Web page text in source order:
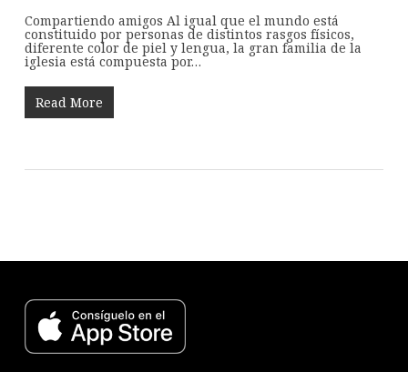
Compartiendo amigos Al igual que el mundo está
constituido por personas de distintos rasgos físicos,
diferente color de piel y lengua, la gran familia de la
iglesia está compuesta por…
Read More